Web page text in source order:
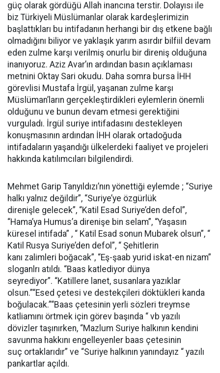
güç olarak gördüğü Allah inancına terstir. Dolayısı ile
biz Türkiyeli Müslümanlar olarak kardeşlerimizin
başlattıkları bu intifadanın herhangi bir dış etkene bağlı
olmadığını biliyor ve yaklaşık yarım asırdır bilfiil devam
eden zulme karşı verilmiş onurlu bir direniş olduğuna
inanıyoruz. Aziz Avar’ın ardından basın açıklaması
metnini Oktay Sari okudu. Daha somra bursa İHH
görevlisi Mustafa İrgül, yaşanan zulme karşı
Müslüman’ların gerçekleştirdikleri eylemlerin önemli
olduğunu ve bunun devam etmesi gerektiğini
vurguladı. İrgül suriye intifadasını destekleyen
konuşmasının ardından İHH olarak ortadoğuda
intifadaların yaşandığı ülkelerdeki faaliyet ve projeleri
hakkında katılımcıları bilgilendirdi.
Mehmet Garip Tanyıldızı’nın yönettiği eylemde ; “Suriye
halkı yalnız değildir”, “Suriye’ye özgürlük
direnişle gelecek”, “Katil Esad Suriye’den defol”,
“Hama’ya Humus’a direnişe bin selam”, “Yaşasın
küresel intifada” , “ Katil Esad sonun Mubarek olsun”, “
Katil Rusya Suriye’den defol”, “ Şehitlerin
kanı zalimleri boğacak”, “Eş-şaab yurid iskat-en nizam”
sloganlrı atıldı. “Baas katlediyor dünya
seyrediyor”. “Katillere lanet, susanlara yazıklar
olsun.”“Esed çetesi ve destekçileri döktükleri kanda
boğulacak.”“Baas çetesinin yerli sözleri treymse
katliamını örtmek için görev başında “ vb yazılı
dövizler taşınırken, “Mazlum Suriye halkının kendini
savunma hakkını engelleyenler baas çetesinin
suç ortaklarıdır” ve “Suriye halkının yanındayız “ yazılı
pankartlar açıldı.